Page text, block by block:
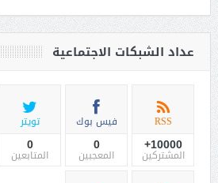
عداد الشبكات الاجتماعية
RSS
10000+
المشتركين
فيس بوك
0
المعجبين
تويتر
0
المتابعين